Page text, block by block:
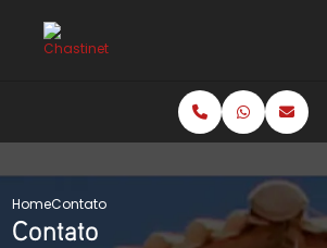
HomeContato
Contato